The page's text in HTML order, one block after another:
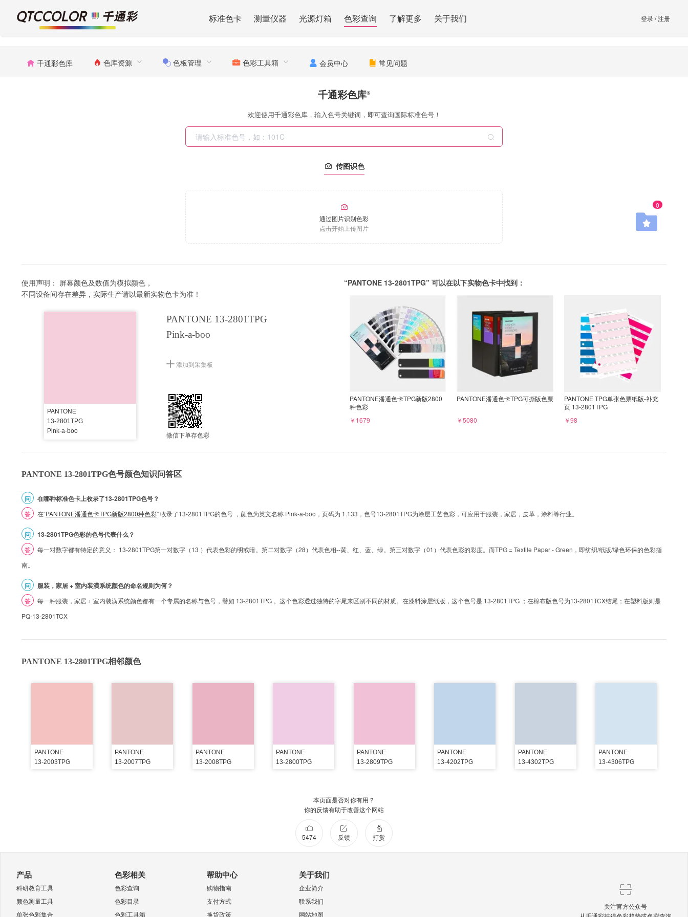
标准色卡 测量仪器 光源灯箱 色彩查询 了解更多 关于我们 登录/注册
千通彩色库 色库资源 色板管理 色彩工具箱 会员中心 常见问题
0
千通彩色库®
欢迎使用千通彩色库，输入色号关键词，即可查询国际标准色号！
传图识色
通过图片识别色彩
点击开始上传图片
使用声明： 屏幕颜色及数值为模拟颜色，
不同设备间存在差异，实际生产请以最新实物色卡为准！
PANTONE
13-2801TPG
Pink-a-boo
PANTONE 13-2801TPG
Pink-a-boo
添加到采集板
微信下单存色彩
“PANTONE 13-2801TPG” 可以在以下实物色卡中找到：
PANTONE潘通色卡TPG新版2800
种色彩
￥1679
PANTONE潘通色卡TPG可撕版色票
￥5080
PANTONE TPG单张色票纸版-补充
页 13-2801TPG
￥98
PANTONE 13-2801TPG色号颜色知识问答区
问 在哪种标准色卡上收录了13-2801TPG色号？
答 在“PANTONE潘通色卡TPG新版2800种色彩” 收录了13-2801TPG的色号 ，颜色为英文名称 Pink-a-boo，页码为 1.133，色号13-2801TPG为涂层工艺色彩，可应用于服装，家居，皮革，涂料等行业。
问 13-2801TPG色彩的色号代表什么？
答
每一对数字都有特定的意义： 13-2801TPG第一对数字（13 ）代表色彩的明或暗。第二对数字（28）代表色相--黄、红、蓝、绿。第三对数字（01）代表色彩的彩度。而TPG = Textile Papar - Green，即纺织/纸版/绿色环保的色彩指
南。
问 服装，家居 + 室内装潢系统颜色的命名规则为何？
答
每一种服装，家居 + 室内装潢系统颜色都有一个专属的名称与色号，譬如 13-2801TPG 。这个色彩透过独特的字尾来区别不同的材质。在漆料涂层纸版，这个色号是 13-2801TPG ；在棉布版色号为13-2801TCX结尾；在塑料版则是
PQ-13-2801TCX
PANTONE 13-2801TPG相邻颜色
PANTONE
13-2003TPG
PANTONE
13-2007TPG
PANTONE
13-2008TPG
PANTONE
13-2800TPG
PANTONE
13-2809TPG
PANTONE
13-4202TPG
PANTONE
13-4302TPG
PANTONE
13-4306TPG
本页面是否对你有用？
你的反馈有助于改善这个网站
5474 反馈 打赏
产品
科研教育工具
颜色测量工具
单张色彩集合
色彩相关
色彩查询
色彩目录
色彩工具箱
帮助中心
购物指南
支付方式
换货政策
关于我们
企业简介
联系我们
网站地图
关注官方公众号